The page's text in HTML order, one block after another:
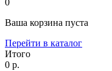
0
Ваша корзина пуста
Перейти в каталог
Итого
0 р.